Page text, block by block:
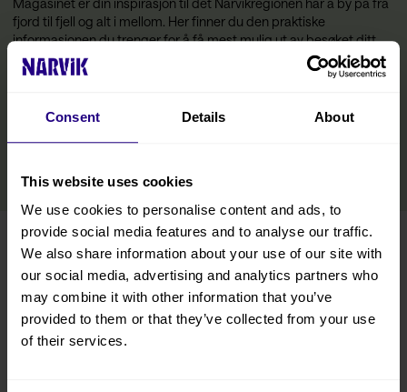
Consent Details About
This website uses cookies
We use cookies to personalise content and ads, to
provide social media features and to analyse our traffic.
We also share information about your use of our site with
our social media, advertising and analytics partners who
may combine it with other information that you’ve
provided to them or that they’ve collected from your use
of their services.
fjord til fjell og alt i mellom. Her finner du den praktiske
informasjonen du trenger for å få mest mulig ut av besøket ditt,
inkludert tips om transport, overnatting og bespisning, samt
opplevelser og aktiviteter innenfor alle årstider. Vi har inkludert
skjulte perler på Nordnorge-ferien.
Reise hit